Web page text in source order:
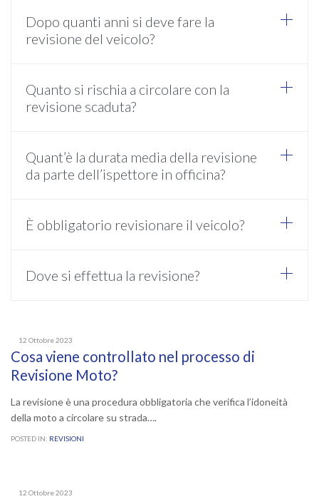
Dopo quanti anni si deve fare la
revisione del veicolo?
Quanto si rischia a circolare con la
revisione scaduta?
Quant’è la durata media della revisione
da parte dell’ispettore in officina?
È obbligatorio revisionare il veicolo?
Dove si effettua la revisione?
12 Ottobre 2023
Cosa viene controllato nel processo di
Revisione Moto?
La revisione è una procedura obbligatoria che verifica l’idoneità
della moto a circolare su strada….
POSTED IN: REVISIONI
12 Ottobre 2023